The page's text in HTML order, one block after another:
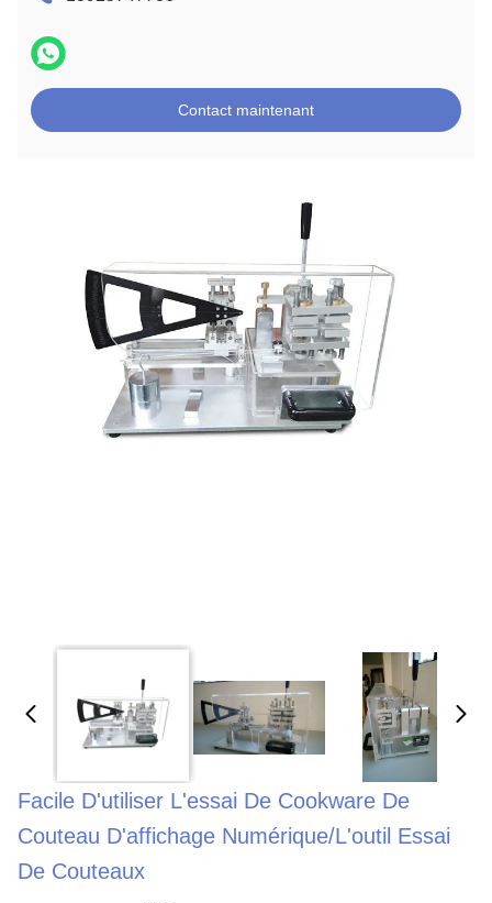
Contact maintenant
Facile D'utiliser L'essai De Cookware De
Couteau D'affichage Numérique/l'outil Essai
De Couteaux